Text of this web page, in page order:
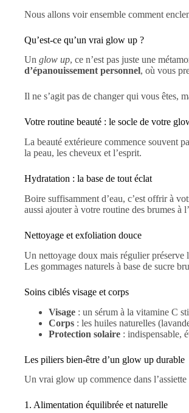
Nous allons voir ensemble comment
Qu’est-ce qu’un vrai glow up ?
Un glow up, ce n’est pas juste une
d’épanouissement personnel, où vous
Il ne s’agit pas de changer qui vous êtes,
Votre routine beauté : le socle de votre
La beauté extérieure commence souvent
la peau, les cheveux et l’esprit.
Hydratation : la base de tout éclat
Boire suffisamment d’eau, c’est offrir à
aussi ajouter à votre routine des brumes à
Nettoyage et exfoliation douce
Un nettoyage doux mais régulier préserve
Les gommages naturels à base de sucre
Soins ciblés visage et corps
Visage : un sérum à la vitamine C
Corps : les huiles naturelles
Protection solaire : indispensable,
Les piliers bien-être d’un glow up durable
Un vrai glow up commence dans
1. Alimentation équilibrée et naturelle